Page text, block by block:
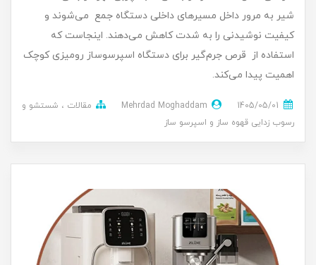
شیر به مرور داخل مسیرهای داخلی دستگاه جمع می‌شوند و
کیفیت نوشیدنی را به شدت کاهش می‌دهند. اینجاست که
استفاده از قرص جرم‌گیر برای دستگاه اسپرسوساز رومیزی کوچک
اهمیت پیدا می‌کند.
Mehrdad Moghaddam مقالات
شستشو و
رسوب زدایی قهوه ساز و اسپرسو ساز